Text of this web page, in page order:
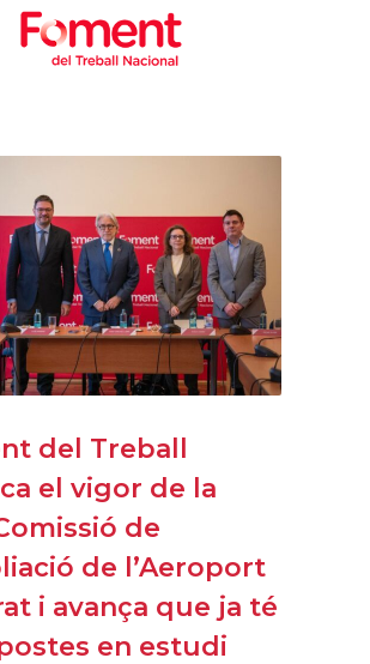
del Treball
el vigor de la
de
de l’Aeroport
i avança que ja té
en estudi